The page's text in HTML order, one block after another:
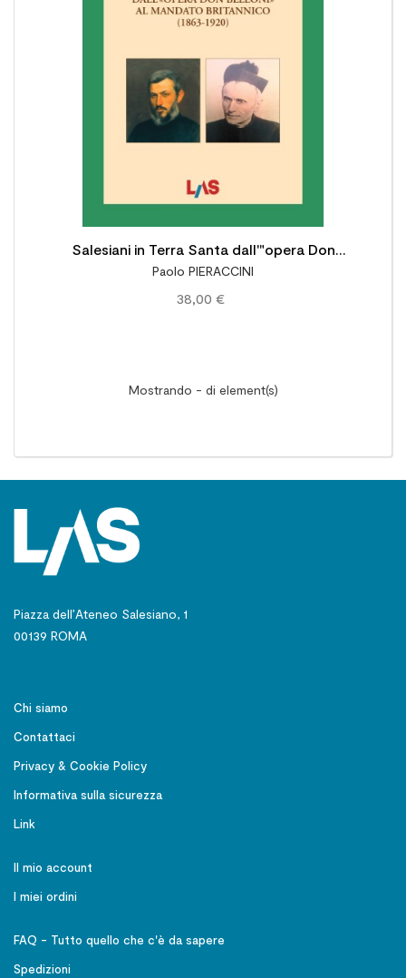
Salesiani in Terra Santa dall'"opera Don
Belloni" al mandato britannico (1863-1920)
Paolo PIERACCINI
38,00 €
Mostrando - di element(s)
Piazza dell’Ateneo Salesiano, 1
00139 ROMA
Chi siamo
Contattaci
Privacy & Cookie Policy
Informativa sulla sicurezza
Link
Il mio account
I miei ordini
FAQ - Tutto quello che c'è da sapere
Spedizioni